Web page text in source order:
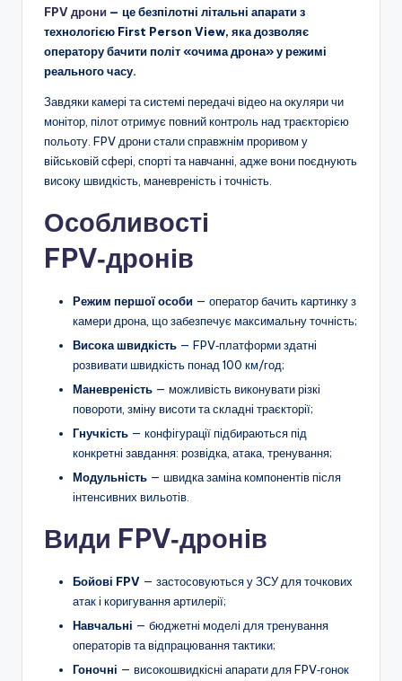
FPV дрони — це безпілотні літальні апарати з
технологією First Person View, яка дозволяє
оператору бачити політ «очима дрона» у режимі
реального часу.
Завдяки камері та системі передачі відео на окуляри чи
монітор, пілот отримує повний контроль над траєкторією
польоту. FPV дрони стали справжнім проривом у
військовій сфері, спорті та навчанні, адже вони поєднують
високу швидкість, маневреність і точність.
Особливості
FPV‑дронів
Режим першої особи — оператор бачить картинку з
камери дрона, що забезпечує максимальну точність;
Висока швидкість — FPV‑платформи здатні
розвивати швидкість понад 100 км/год;
Маневреність — можливість виконувати різкі
повороти, зміну висоти та складні траєкторії;
Гнучкість — конфігурації підбираються під
конкретні завдання: розвідка, атака, тренування;
Модульність — швидка заміна компонентів після
інтенсивних вильотів.
Види FPV‑дронів
Бойові FPV — застосовуються у ЗСУ для точкових
атак і коригування артилерії;
Навчальні — бюджетні моделі для тренування
операторів та відпрацювання тактики;
Гоночні — високошвидкісні апарати для FPV‑гонок